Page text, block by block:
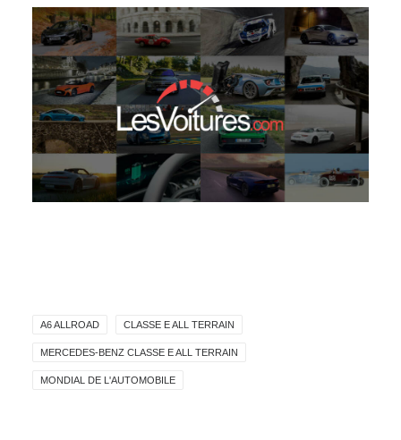
A6 ALLROAD CLASSE E ALL TERRAIN
MERCEDES-BENZ CLASSE E ALL TERRAIN
MONDIAL DE L'AUTOMOBILE